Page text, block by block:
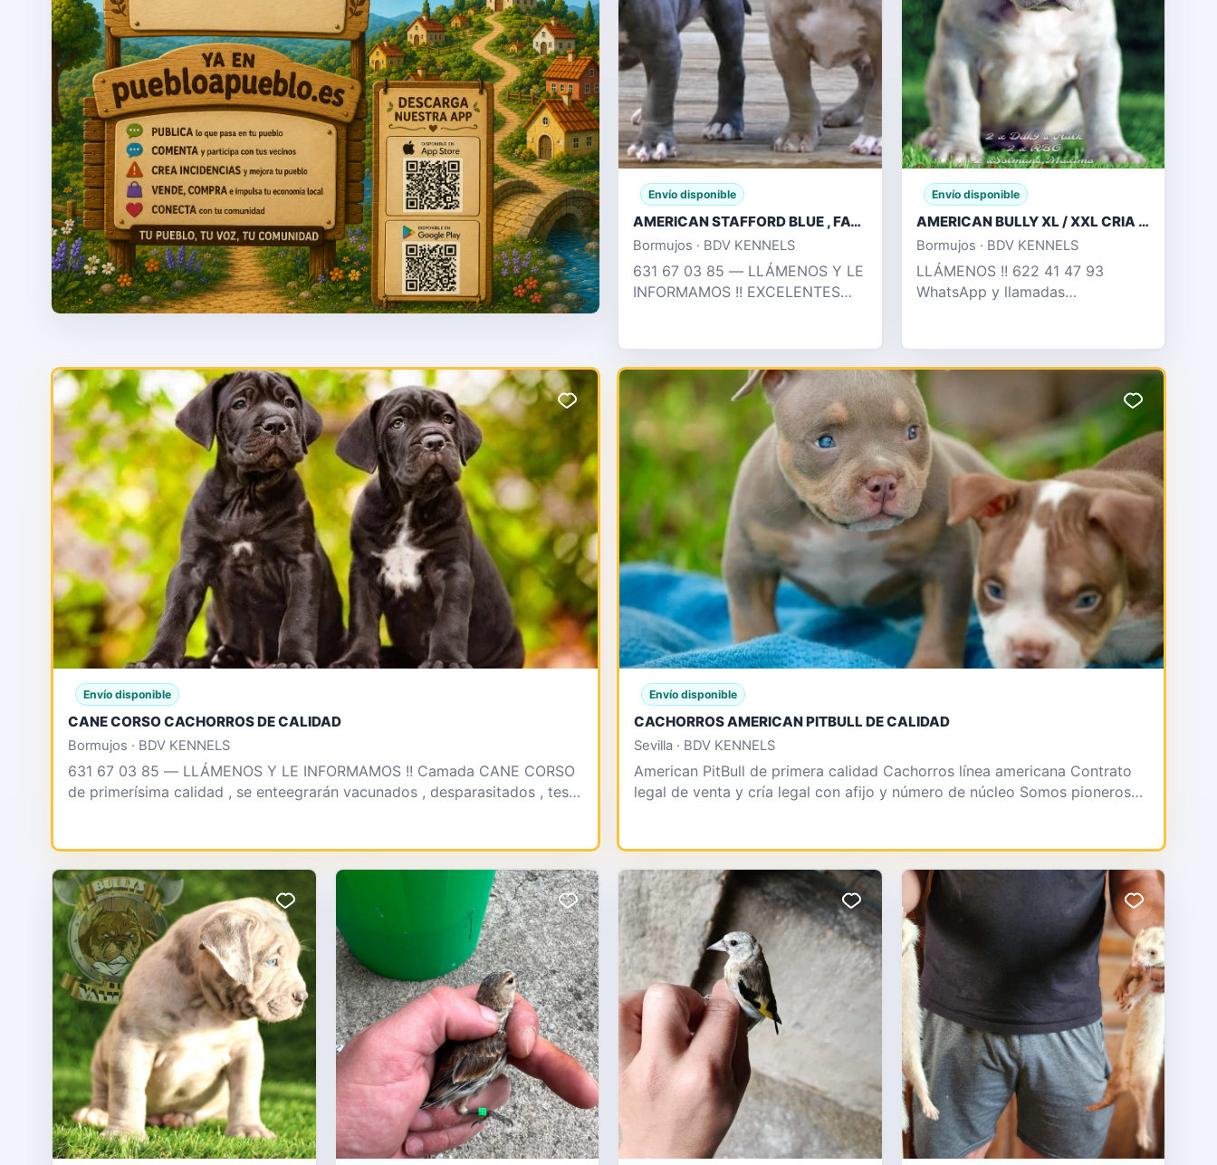
Envío disponible
AMERICAN STAFFORD BLUE , FAWN , CHAMPAGNE
Bormujos · BDV KENNELS
631 67 03 85 — LLÁMENOS Y LE
INFORMAMOS !! EXCELENTES
, CHOCO DE OJOS AZULES.,
SILVER... PEDIGREE COMPL
Envío disponible
CANE CORSO CACHORROS DE CALIDAD
Bormujos · BDV KENNELS
631 67 03 85 — LLÁMENOS Y LE INFORMAMOS !! Camada CANE CORSO
de primerísima calidad , se enteegrarán vacunados , desparasitados , test
Envío disponible
CACHORROS AMERICAN PITBULL DE CALIDAD
Sevilla · BDV KENNELS
American PitBull de primera calidad Cachorros línea americana Contrato
legal de venta y cría legal con afijo y número de núcleo Somos pioneros
Envío disponible
AMERICAN BULLY XL / XXL CRIA PROFESIONAL
Bormujos · BDV KENNELS
LLÁMENOS !! 622 41 47 93
WhatsApp y llamadas
pedigree podemos encontrar
perros como dd